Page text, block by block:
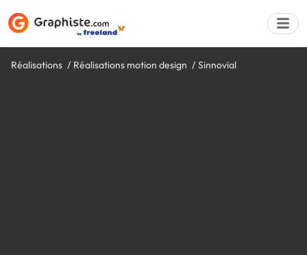
Réalisations Réalisations motion design Sinnovial